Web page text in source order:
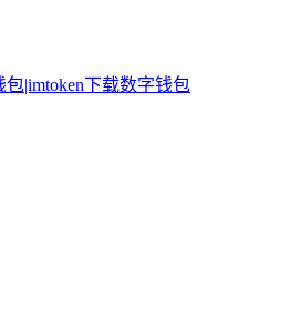
包|imtoken下载数字钱包